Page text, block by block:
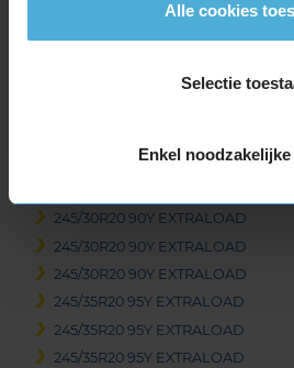
Alle cookies
Selectie
Enkel
305/30R19 102Y EXTRALOAD
305/30R19 102Y EXTRALOAD
20-inch banden
245/30R20 90Y EXTRALOAD
245/30R20 90Y EXTRALOAD
245/30R20 90Y EXTRALOAD
245/35R20 95Y EXTRALOAD
245/35R20 95Y EXTRALOAD
245/35R20 95Y EXTRALOAD